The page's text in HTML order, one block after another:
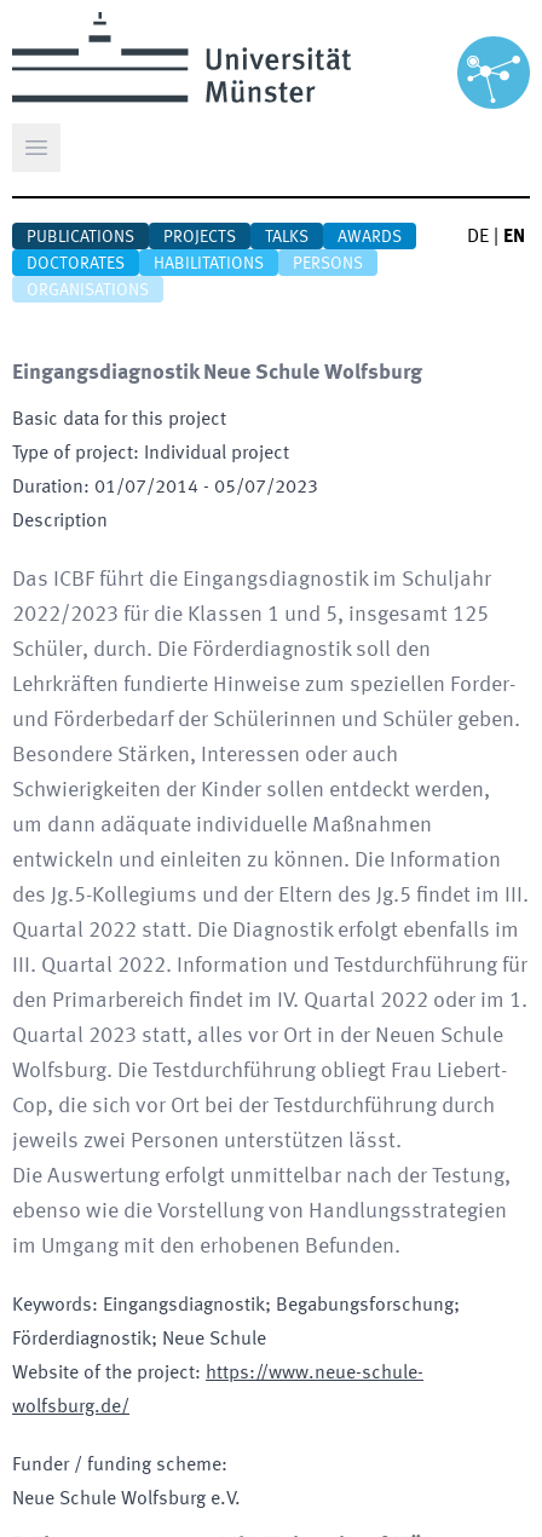
Open main menu
PUBLICATIONS PROJECTS TALKS
AWARDS
DOCTORATES
HABILITATIONS
PERSONS
ORGANISATIONS
DE EN
Eingangsdiagnostik Neue Schule Wolfsburg
Basic data for this project
Type of project:
Individual project
Duration: 01/07/2014 - 05/07/2023
Description
Das ICBF führt die Eingangsdiagnostik im Schuljahr
2022/2023 für die Klassen 1 und 5, insgesamt 125
Schüler, durch. Die Förderdiagnostik soll den
Lehrkräften fundierte Hinweise zum speziellen Forder-
und Förderbedarf der Schülerinnen und Schüler geben.
Besondere Stärken, Interessen oder auch
Schwierigkeiten der Kinder sollen entdeckt werden,
um dann adäquate individuelle Maßnahmen
entwickeln und einleiten zu können. Die Information
des Jg.5-Kollegiums und der Eltern des Jg.5 findet im III.
Quartal 2022 statt. Die Diagnostik erfolgt ebenfalls im
III. Quartal 2022. Information und Testdurchführung für
den Primarbereich findet im IV. Quartal 2022 oder im 1.
Quartal 2023 statt, alles vor Ort in der Neuen Schule
Wolfsburg. Die Testdurchführung obliegt Frau Liebert-
Cop, die sich vor Ort bei der Testdurchführung durch
jeweils zwei Personen unterstützen lässt.
Die Auswertung erfolgt unmittelbar nach der Testung,
ebenso wie die Vorstellung von Handlungsstrategien
im Umgang mit den erhobenen Befunden.
Keywords: Eingangsdiagnostik; Begabungsforschung;
Förderdiagnostik; Neue Schule
Website of the project: https://www.neue-schule-
wolfsburg.de/
Funder / funding scheme:
Neue Schule Wolfsburg e.V.